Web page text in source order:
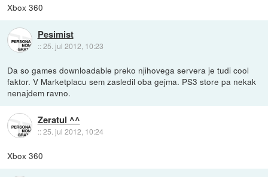
Xbox 360
Pesimist
::25. jul 2012, 10:23
Da so games downloadable preko njihovega servera je tudi cool
faktor. V Marketplacu sem zasledil oba gejma. PS3 store pa nekak
nenajdem ravno.
Zeratul ^^
::25. jul 2012, 10:24
Xbox 360